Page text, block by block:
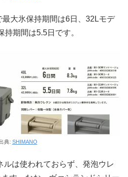
大氷保持期間は6日、32Lモデ
持期間は5.5日です。
典: SHIMANO
ルは使われておらず、発泡ウレ